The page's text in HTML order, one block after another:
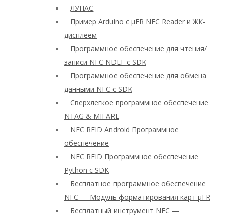
ЛУНАС
Пример Arduino с μFR NFC Reader и ЖК-
дисплеем
Программное обеспечение для чтения/
записи NFC NDEF с SDK
Программное обеспечение для обмена
данными NFC с SDK
Сверхлегкое программное обеспечение
NTAG & MIFARE
NFC RFID Android Программное
обеспечение
NFC RFID Программное обеспечение
Python с SDK
Бесплатное программное обеспечение
NFC — Модуль форматирования карт μFR
Бесплатный инструмент NFC —